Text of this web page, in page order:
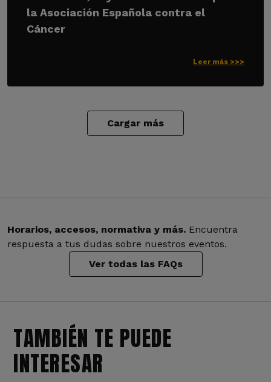
la Asociación Española contra el
Cáncer
Leer más >>>
Cargar más
Horarios, accesos, normativa y más. Encuentra
respuesta a tus dudas sobre nuestros eventos.
Ver todas las FAQs
TAMBIÉN TE PUEDE
INTERESAR